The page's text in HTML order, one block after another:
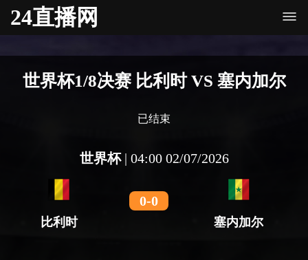
24直播网
世界杯1/8决赛 比利时 VS 塞内加尔
已结束
世界杯| 04:00 02/07/2026
比利时
0-0
塞内加尔